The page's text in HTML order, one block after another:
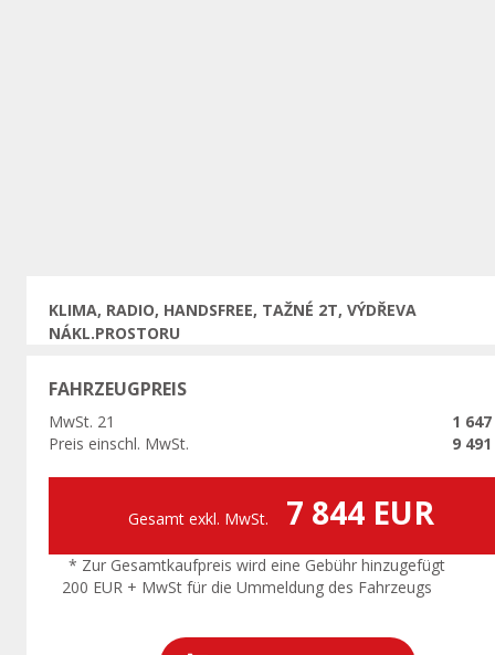
KLIMA, RADIO, HANDSFREE, TAŽNÉ 2T, VÝDŘEVA
NÁKL.PROSTORU
FAHRZEUGPREIS
MwSt. 21
1 647
Preis einschl. MwSt.
9 491
Gesamt exkl. MwSt. 7 844 EUR
* Zur Gesamtkaufpreis wird eine Gebühr hinzugefügt
200 EUR + MwSt für die Ummeldung des Fahrzeugs